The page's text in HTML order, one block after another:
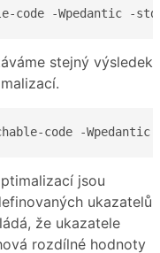
code -Wpedantic -
stejný výsledek
code -Wpedantic
jsou
ukazatelů
že ukazatele
rozdílné hodnoty